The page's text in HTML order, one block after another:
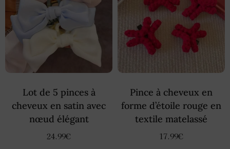
Lot de 5 pinces à
cheveux en satin avec
nœud élégant
24.99€
Pince à cheveux en
forme d’étoile rouge en
textile matelassé
17.99€